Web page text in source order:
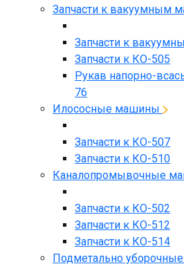
Запчасти к вакуумным
Запчасти к
Запчасти к КО-505
Рукав напорно-
76
Илососные машины
Запчасти к КО-507
Запчасти к КО-510
Каналопромывочные
Запчасти к КО-502
Запчасти к КО-512
Запчасти к КО-514
Подметально